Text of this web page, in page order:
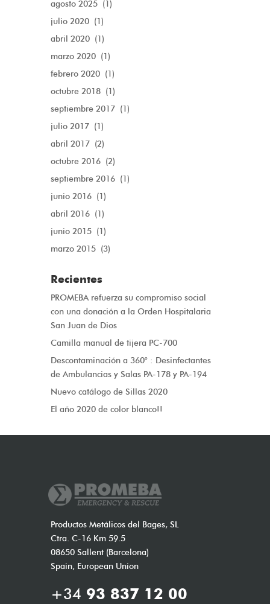
agosto 2025 (1)
julio 2020 (1)
abril 2020 (1)
marzo 2020 (1)
febrero 2020 (1)
octubre 2018 (1)
septiembre 2017 (1)
julio 2017 (1)
abril 2017 (2)
octubre 2016 (2)
septiembre 2016 (1)
junio 2016 (1)
abril 2016 (1)
junio 2015 (1)
marzo 2015 (3)
Recientes
PROMEBA refuerza su compromiso social
con una donación a la Orden Hospitalaria
San Juan de Dios
Camilla manual de tijera PC-700
Descontaminación a 360° : Desinfectantes
de Ambulancias y Salas PA-178 y PA-194
Nuevo catálogo de Sillas 2020
El año 2020 de color blanco!!
Productos Metálicos del Bages, SL
Ctra. C-16 Km 59.5
08650 Sallent (Barcelona)
Spain, European Union
+34 93 837 12 00